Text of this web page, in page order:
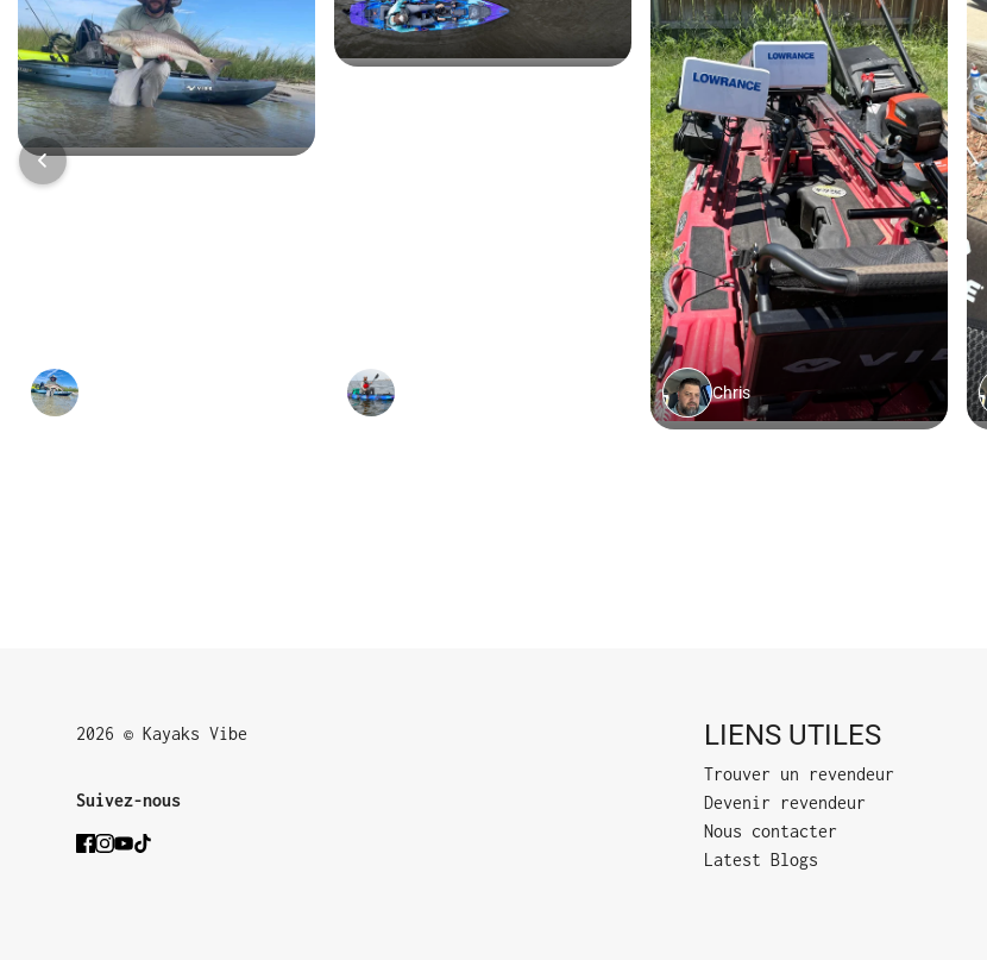
2026 © Kayaks Vibe
Suivez-nous
LIENS UTILES
Trouver un revendeur
Devenir revendeur
Nous contacter
Latest Blogs